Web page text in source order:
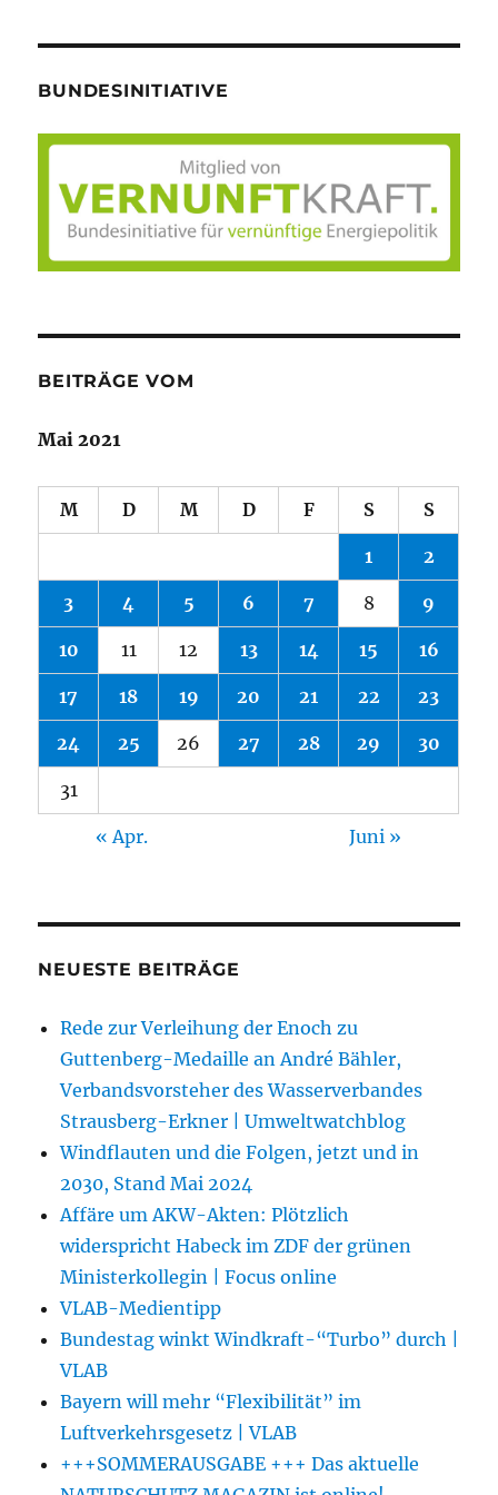
BUNDESINITIATIVE
BEITRÄGE VOM
Mai 2021
M D M D F S S
1 2
3 4 5 6 7 8 9
10 11 12 13 14 15 16
17 18 19 20 21 22 23
24 25 26 27 28 29 30
31
« Apr. Juni »
NEUESTE BEITRÄGE
Rede zur Verleihung der Enoch zu
Guttenberg-Medaille an André Bähler,
Verbandsvorsteher des Wasserverbandes
Strausberg-Erkner | Umweltwatchblog
Windflauten und die Folgen, jetzt und in
2030, Stand Mai 2024
Affäre um AKW-Akten: Plötzlich
widerspricht Habeck im ZDF der grünen
Ministerkollegin | Focus online
VLAB-Medientipp
Bundestag winkt Windkraft-“Turbo” durch |
VLAB
Bayern will mehr “Flexibilität” im
Luftverkehrsgesetz | VLAB
+++SOMMERAUSGABE +++ Das aktuelle